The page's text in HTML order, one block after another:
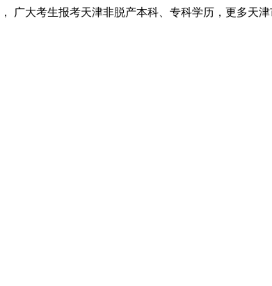
， 广大考生报考天津非脱产本科、专科学历，更多天